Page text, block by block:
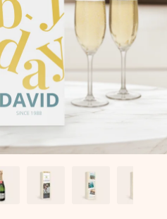
– med hendes navn, et
der går lige i hendes hjerte.
en masse kærlighed i